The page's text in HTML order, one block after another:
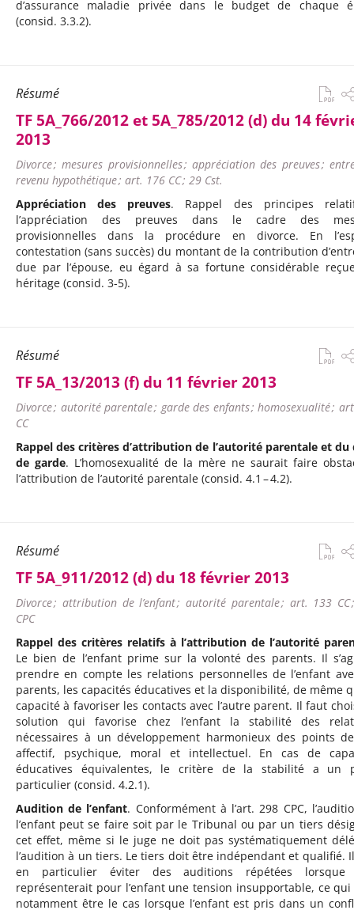
d’assurance maladie privée dans le budget de chaque
(consid. 3.3.2).
Résumé
TF 5A_766/2012 et 5A_785/2012 (d) du 14
2013
Divorce ; mesures provisionnelles ; appréciation des preuves ;
revenu hypothétique ; art. 176 CC ; 29 Cst.
Appréciation des preuves. Rappel des principes
l’appréciation des preuves dans le cadre des
provisionnelles dans la procédure en divorce. En
contestation (sans succès) du montant de la contribution
due par l’épouse, eu égard à sa fortune considérable
héritage (consid. 3-5).
Résumé
TF 5A_13/2013 (f) du 11 février 2013
Divorce ; autorité parentale ; garde des enfants ; homosexualité ;
CC
Rappel des critères d’attribution de l’autorité parentale et
de garde. L’homosexualité de la mère ne saurait faire
l’attribution de l’autorité parentale (consid. 4.1 – 4.2).
Résumé
TF 5A_911/2012 (d) du 18 février 2013
Divorce ; attribution de l’enfant ; autorité parentale ; art. 133 CC
CPC
Rappel des critères relatifs à l’attribution de l’autorité
Le bien de l’enfant prime sur la volonté des parents. Il
prendre en compte les relations personnelles de l’enfant
parents, les capacités éducatives et la disponibilité, de même
capacité à favoriser les contacts avec l’autre parent. Il faut
solution qui favorise chez l’enfant la stabilité des
nécessaires à un développement harmonieux des points
affectif, psychique, moral et intellectuel. En cas de
éducatives équivalentes, le critère de la stabilité a un
particulier (consid. 4.2.1).
Audition de l’enfant. Conformément à l’art. 298 CPC,
l’enfant peut se faire soit par le Tribunal ou par un tiers
cet effet, même si le juge ne doit pas systématiquement
l’audition à un tiers. Le tiers doit être indépendant et qualifié.
en particulier éviter des auditions répétées lorsque
représenterait pour l’enfant une tension insupportable, ce
notamment être le cas lorsque l’enfant est pris dans un